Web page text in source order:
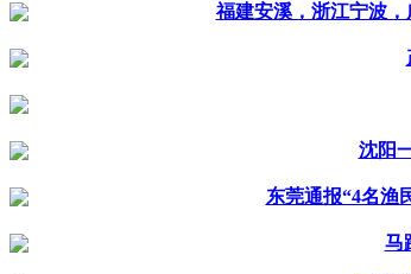
福建安溪，浙江宁波
沈阳
东莞通报“4名渔
马